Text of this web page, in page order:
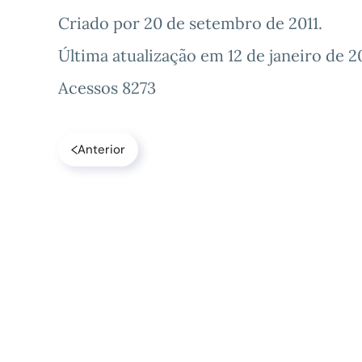
Criado por 20 de setembro de 2011.
Última atualização em 12 de janeiro de
Acessos 8273
Anterior